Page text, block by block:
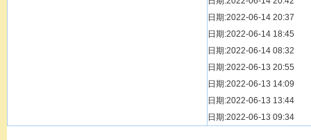
[ 族谱知识 ] 修族谱的用字
日期:2022-06-14 20:37
[ 族谱知识 ] 一元等于多少
日期:2022-06-14 18:45
[ 散文随笔 ] 写给远在天堂
日期:2022-06-14 08:32
[ 宗亲新闻 ] 关于“金鸡落洋
日期:2022-06-13 20:55
[ 庙堂宗祠 ] 洽礼祖祠
日期:2022-06-13 14:09
[ 庙堂宗祠 ] 京华胡氏二世
日期:2022-06-13 13:44
[ 庙堂宗祠 ] 祖祠、家庙
日期:2022-06-13 09:34